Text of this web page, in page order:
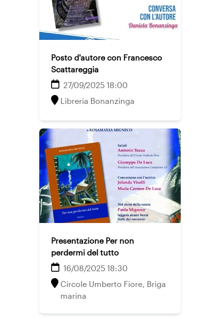
Posto d'autore con Francesco
Scattareggia
27/09/2025 18:00
Libreria Bonanzinga
Presentazione Per non
perdermi del tutto
16/08/2025 18:30
Circole Umberto Fiore, Briga
marina